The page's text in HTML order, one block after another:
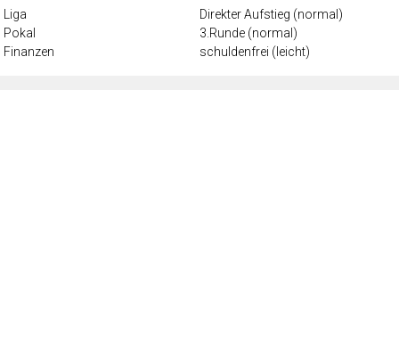
Liga
Direkter Aufstieg (normal)
Pokal
3.Runde (normal)
Finanzen
schuldenfrei (leicht)